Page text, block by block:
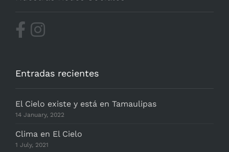
Entradas recientes
El Cielo existe y está en Tamaulipas
14 January, 2022
Clima en El Cielo
1 July, 2021